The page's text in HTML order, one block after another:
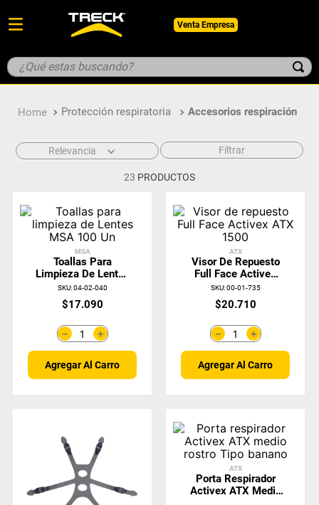
Venta Empresa
¿Qué estas buscando?
Protección respiratoria Accesorios respiración
Relevancia Filtrar
23 PRODUCTOS
MSA
Toallas Para
Limpieza De Lentes
MSA 100 Un
SKU:04-02-040
$17.090
＋
－
Agregar Al Carro
ATX
Visor De Repuesto
Full Face Activex
ATX 1500
SKU:00-01-735
$20.710
＋
－
Agregar Al Carro
ATX
Porta Respirador
Activex ATX Medio
1. botin
casco